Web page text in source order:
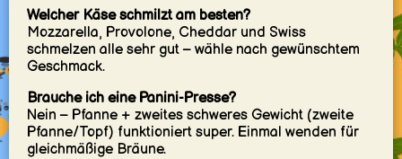
Welcher Käse schmilzt am besten?
Mozzarella, Provolone, Cheddar und Swiss
schmelzen alle sehr gut – wähle nach gewünschtem
Geschmack.
Brauche ich eine Panini-Presse?
Nein – Pfanne + zweites schweres Gewicht (zweite
Pfanne/Topf) funktioniert super. Einmal wenden für
gleichmäßige Bräune.